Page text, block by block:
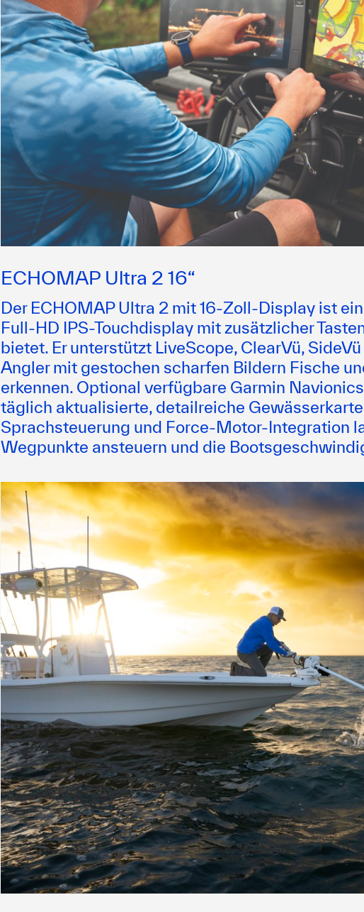
ECHOMAP Ultra 2 16“
Der ECHOMAP Ultra 2 mit 16-Zoll-Display ist
Full-HD IPS-Touchdisplay mit zusätzlicher
bietet. Er unterstützt LiveScope, ClearVü,
Angler mit gestochen scharfen Bildern Fische
erkennen. Optional verfügbare Garmin
täglich aktualisierte, detailreiche
Sprachsteuerung und Force-Motor-Integration
Wegpunkte ansteuern und die